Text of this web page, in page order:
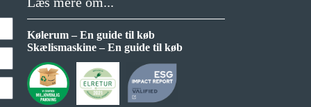
Kølerum – En guide til køb
Skælismaskine – En guide til køb